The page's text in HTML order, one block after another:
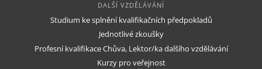
DALŠÍ VZDĚLÁVÁNÍ
Studium ke splnění kvalifikačních předpokladů
Jednotlivé zkoušky
Profesní kvalifikace Chůva, Lektor/ka dalšího vzdělávání
Kurzy pro veřejnost